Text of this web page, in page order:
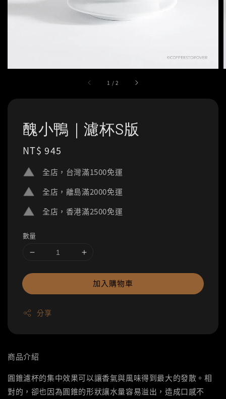
1 /2
醜小鴨｜濾杯S版
Regular
NT$ 945
全店，台灣滿1500免運
全店，離島滿2000免運
全店，香港滿2500免運
數量
加入購物車
分享
商品介紹
圓錐濾杯的集中效果可以讓香氣與風味得到最大的發散。相
對的，卻也因為圓錐的形狀讓水量容易溢出，造成口感不